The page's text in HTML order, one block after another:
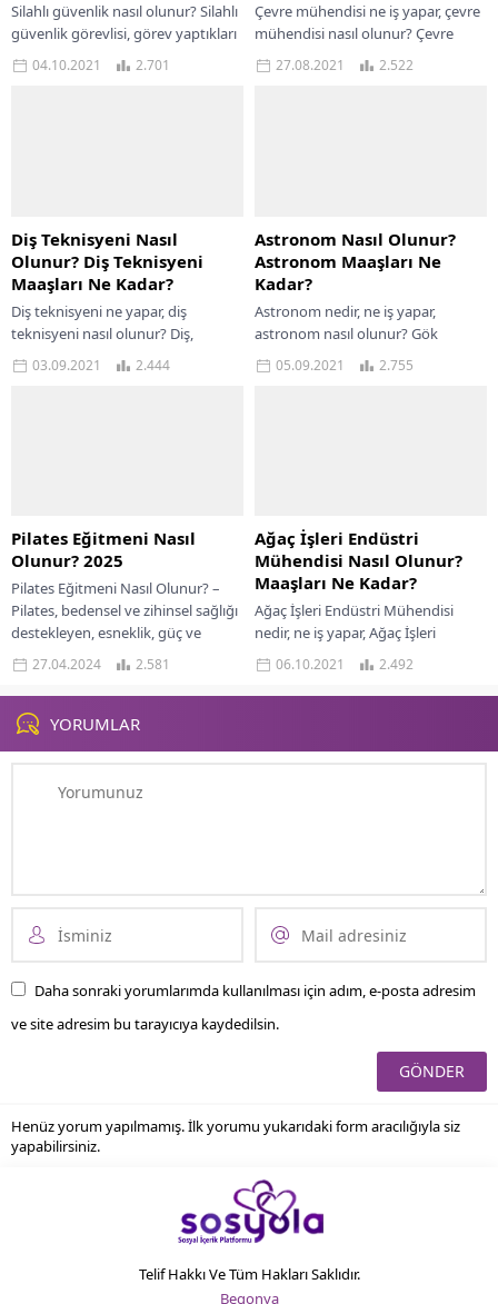
Silahlı güvenlik nasıl olunur? Silahlı
güvenlik görevlisi, görev yaptıkları
iş yerlerini, kişileri ve kıymetli
eşyaları koruyan çalışanlardır. Bu
04.10.2021 2.701
Çevre mühendisi ne iş yapar, çevre
mühendisi nasıl olunur? Çevre
mühendisleri çevrenin kendi
refahını bozmadan insanların
27.08.2021 2.522
Diş Teknisyeni Nasıl
Olunur? Diş Teknisyeni
Maaşları Ne Kadar?
Diş teknisyeni ne yapar, diş
teknisyeni nasıl olunur? Diş,
koşulsuz şartsız her insan için
önemlidir. Çürük, diş kaybı gibi
03.09.2021 2.444
Astronom Nasıl Olunur?
Astronom Maaşları Ne
Kadar?
Astronom nedir, ne iş yapar,
astronom nasıl olunur? Gök
cisimlerinden olan gezegenler,
yıldızlar, galaksiler ve güneş
05.09.2021 2.755
Pilates Eğitmeni Nasıl
Olunur? 2025
Pilates Eğitmeni Nasıl Olunur? –
Pilates, bedensel ve zihinsel sağlığı
destekleyen, esneklik, güç ve
dengeyi geliştiren bir egzersiz
sistemidir. Pilates,...
27.04.2024 2.581
Ağaç İşleri Endüstri
Mühendisi Nasıl Olunur?
Maaşları Ne Kadar?
Ağaç İşleri Endüstri Mühendisi
nedir, ne iş yapar, Ağaç İşleri
Endüstri Mühendisi nasıl olunur?
Doğayı seven ve sevdiği işle
meşgul...
06.10.2021 2.492
YORUMLAR
Daha sonraki yorumlarımda kullanılması için adım, e-posta adresim
ve site adresim bu tarayıcıya kaydedilsin.
Henüz yorum yapılmamış. İlk yorumu yukarıdaki form aracılığıyla siz
yapabilirsiniz.
Telif Hakkı Ve Tüm Hakları Saklıdır.
Begonya